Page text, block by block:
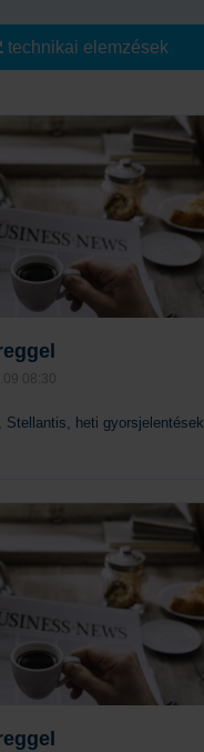
technikai elemzések
08:30
Stellantis, heti gyorsjelentések
Tovább